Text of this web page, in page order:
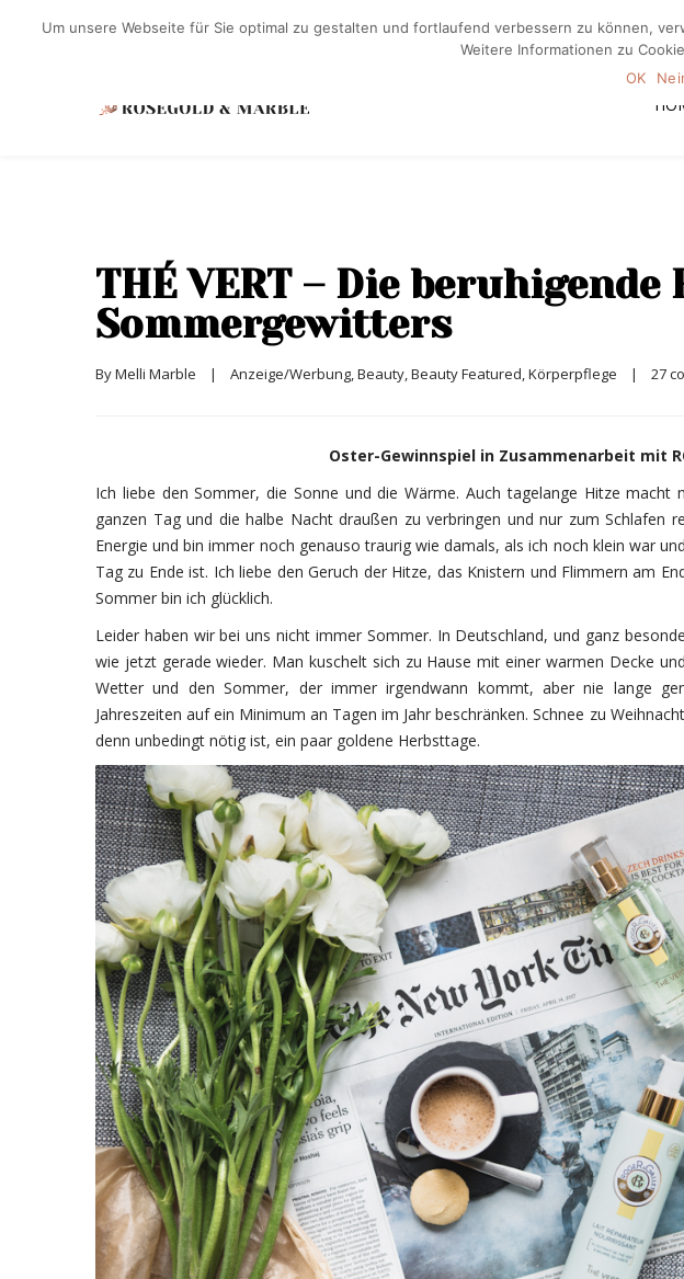
THÉ VERT – Die beruhigende
Sommergewitters
By Melli Marble | Anzeige/Werbung, Beauty, Beauty Featured, Körperpflege | 27
Oster-Gewinnspiel in Zusammenarbeit mit
Ich liebe den Sommer, die Sonne und die Wärme. Auch tagelange Hitze
ganzen Tag und die halbe Nacht draußen zu verbringen und nur zum Schlafen
Energie und bin immer noch genauso traurig wie damals, als ich noch klein war
Tag zu Ende ist. Ich liebe den Geruch der Hitze, das Knistern und Flimmern am
Sommer bin ich glücklich.
Leider haben wir bei uns nicht immer Sommer. In Deutschland, und ganz
wie jetzt gerade wieder. Man kuschelt sich zu Hause mit einer warmen Decke
Wetter und den Sommer, der immer irgendwann kommt, aber nie lange
Jahreszeiten auf ein Minimum an Tagen im Jahr beschränken. Schnee zu
denn unbedingt nötig ist, ein paar goldene Herbsttage.
Um unsere Webseite für Sie optimal zu gestalten und fortlaufend verbessern zu können,
Weitere Informationen zu
OK